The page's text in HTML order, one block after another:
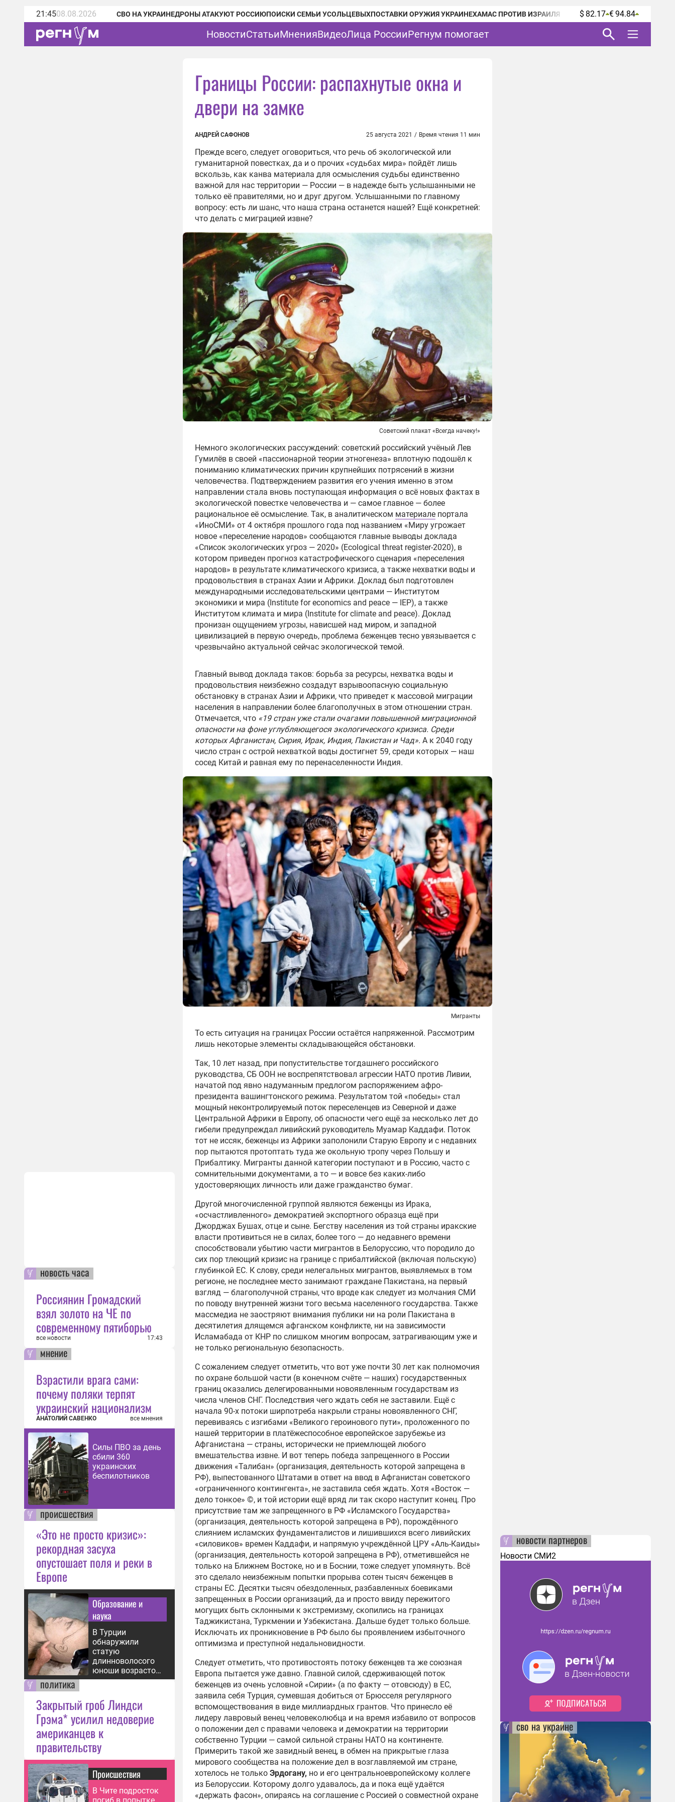
21:4508.08.2026 СВО НА УКРАИНЕДРОНЫ АТАКУЮТ РОССИЮПОИСКИ СЕМЬИ УСОЛЬЦЕВЫХПОСТАВКИ ОРУЖИЯ УКРАИНЕХАМАС ПРОТИВ ИЗРАИЛЯ $ 82.17 € 94.84
НовостиСтатьиМненияВидеоЛица РоссииРегнум помогает
новость часа
Россиянин Громадский
взял золото на ЧЕ по
современному пятиборью
все новости 17:43
мнение
Взрастили врага сами:
почему поляки терпят
украинский национализм
АНАТОЛИЙ САВЕНКО все мнения
Силы ПВО за день
сбили 360
украинских
беспилотников
происшествия
«Это не просто кризис»:
рекордная засуха
опустошает поля и реки в
Европе
Образование и
наука
В Турции
обнаружили
статую
длинноволосого
юноши возрастом
2,5 тыс. лет
политика
Закрытый гроб Линдси
Грэма* усилил недоверие
американцев к
правительству
Происшествия
В Чите подросток
Границы России: распахнутые окна и
двери на замке
АНДРЕЙ САФОНОВ 25 августа 2021 / Время чтения 11 мин
Прежде всего, следует оговориться, что речь об экологической или
гуманитарной повестках, да и о прочих «судьбах мира» пойдёт лишь
вскользь, как канва материала для осмысления судьбы единственно
важной для нас территории — России — в надежде быть услышанными не
только её правителями, но и друг другом. Услышанными по главному
вопросу: есть ли шанс, что наша страна останется нашей? Ещё конкретней:
что делать с миграцией извне?
Советский плакат «Всегда начеку!»
Немного экологических рассуждений: советский российский учёный Лев
Гумилёв в своей «пассионарной теории этногенеза» вплотную подошёл к
пониманию климатических причин крупнейших потрясений в жизни
человечества. Подтверждением развития его учения именно в этом
направлении стала вновь поступающая информация о всё новых фактах в
экологической повестке человечества и — самое главное — более
рациональное её осмысление. Так, в аналитическом материале портала
«ИноСМИ» от 4 октября прошлого года под названием «Миру угрожает
новое «переселение народов» сообщаются главные выводы доклада
«Список экологических угроз — 2020» (Ecological threat register-2020), в
котором приведен прогноз катастрофического сценария «переселения
народов» в результате климатического кризиса, а также нехватки воды и
продовольствия в странах Азии и Африки. Доклад был подготовлен
международными исследовательскими центрами — Институтом
экономики и мира (Institute for economics and peace — IEP), а также
Институтом климата и мира (Institute for climate and peace). Доклад
пронизан ощущением угрозы, нависшей над миром, и западной
цивилизацией в первую очередь, проблема беженцев тесно увязывается с
чрезвычайно актуальной сейчас экологической темой.
Главный вывод доклада таков: борьба за ресурсы, нехватка воды и
продовольствия неизбежно создадут взрывоопасную социальную
обстановку в странах Азии и Африки, что приведет к массовой миграции
населения в направлении более благополучных в этом отношении стран.
Отмечается, что «19 стран уже стали очагами повышенной миграционной
опасности на фоне углубляющегося экологического кризиса. Среди
которых Афганистан, Сирия, Ирак, Индия, Пакистан и Чад». А к 2040 году
число стран с острой нехваткой воды достигнет 59, среди которых — наш
сосед Китай и равная ему по перенаселенности Индия.
Мигранты
То есть ситуация на границах России остаётся напряженной. Рассмотрим
лишь некоторые элементы складывающейся обстановки.
Так, 10 лет назад, при попустительстве тогдашнего российского
руководства, СБ ООН не воспрепятствовал агрессии НАТО против Ливии,
начатой под явно надуманным предлогом распоряжением афро-
президента вашингтонского режима. Результатом той «победы» стал
мощный неконтролируемый поток переселенцев из Северной и даже
Центральной Африки в Европу, об опасности чего ещё за несколько лет до
гибели предупреждал ливийский руководитель Муамар Каддафи. Поток
тот не иссяк, беженцы из Африки заполонили Старую Европу и с недавних
пор пытаются протоптать туда же окольную тропу через Польшу и
Прибалтику. Мигранты данной категории поступают и в Россию, часто с
сомнительными документами, а то — и вовсе без каких-либо
удостоверяющих личность или даже гражданство бумаг.
Другой многочисленной группой являются беженцы из Ирака,
«осчастливленного» демократией экспортного образца ещё при
Джорджах Бушах, отце и сыне. Бегству населения из той страны иракские
власти противиться не в силах, более того — до недавнего времени
способствовали убытию части мигрантов в Белоруссию, что породило до
сих пор тлеющий кризис на границе с прибалтийской (включая польскую)
глубинкой ЕС. К слову, среди нелегальных мигрантов, выявляемых в том
регионе, не последнее место занимают граждане Пакистана, на первый
взгляд — благополучной страны, что вроде как следует из молчания СМИ
по поводу внутренней жизни того весьма населенного государства. Также
массмедиа не заостряют внимания публики ни на роли Пакистана в
десятилетия длящемся афганском конфликте, ни на зависимости
Исламабада от КНР по слишком многим вопросам, затрагивающим уже и
не только региональную безопасность.
С сожалением следует отметить, что вот уже почти 30 лет как полномочия
по охране большой части (в конечном счёте — наших) государственных
границ оказались делегированными новоявленным государствам из
числа членов СНГ. Последствия чего ждать себя не заставили. Ещё с
начала 90-х потоки ширпотреба накрыли страны новоявленного СНГ,
перевиваясь с изгибами «Великого героинового пути», проложенного по
нашей территории в платёжеспособное европейское зарубежье из
Афганистана — страны, исторически не приемлющей любого
вмешательства извне. И вот теперь победа запрещенного в России
движения «Талибан» (организация, деятельность которой запрещена в
РФ), выпестованного Штатами в ответ на ввод в Афганистан советского
«ограниченного контингента», не заставила себя ждать. Хотя «Восток —
дело тонкое» ©, и той истории ещё вряд ли так скоро наступит конец. Про
присутствие там же запрещенного в РФ «Исламского Государства»
(организация, деятельность которой запрещена в РФ), порождённого
слиянием исламских фундаменталистов и лишившихся всего ливийских
«силовиков» времен Каддафи, и напрямую учреждённой ЦРУ «Аль-Каиды»
(организация, деятельность которой запрещена в РФ), отметившейся не
только на Ближнем Востоке, но и в Боснии, тоже следует упомянуть. Всё
это сделало неизбежным попытки прорыва сотен тысяч беженцев в
страны ЕС. Десятки тысяч обездоленных, разбавленных боевиками
запрещенных в России организаций, да и просто ввиду пережитого
могущих быть склонными к экстремизму, скопились на границах
Таджикистана, Туркмении и Узбекистана. Дальше будет только больше.
Исключать их проникновение в РФ было бы проявлением избыточного
оптимизма и преступной недальновидности.
Следует отметить, что противостоять потоку беженцев та же союзная
Европа пытается уже давно. Главной силой, сдерживающей поток
беженцев из очень условной «Сирии» (а по факту — отовсюду) в ЕС,
заявила себя Турция, сумевшая добиться от Брюсселя регулярного
вспомоществования в виде миллиардных грантов. Что принесло её
лидеру лавровый венец человеколюбца и на время избавило от вопросов
о положении дел с правами человека и демократии на территории
собственно Турции — самой сильной страны НАТО на континенте.
Примерить такой же завидный венец, в обмен на прикрытые глаза
мирового сообщества на положение дел в возглавляемой им стране,
хотелось не только Эрдогану, но и его центральноевропейскому коллеге
из Белоруссии. Которому долго удавалось, да и пока ещё удаётся
«держать фасон», опираясь на соглашение с Россией о совместной охране
новости партнеров
Новости СМИ2
сво на украине